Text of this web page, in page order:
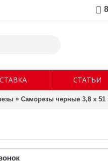
СТАТЬИ
» Саморезы черные 3,8 х